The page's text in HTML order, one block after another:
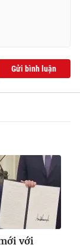
Gửi bình luận
với